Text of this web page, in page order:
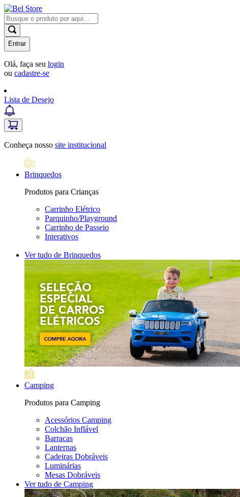
Entrar
Olá, faça seu login
ou cadastre-se
Lista de Desejo
Conheça nosso site institucional
Brinquedos
Produtos para Crianças
Carrinho Elétrico
Parquinho/Playground
Carrinho de Passeio
Interativos
Ver tudo de Brinquedos
Camping
Produtos para Camping
Acessórios Camping
Colchão Inflável
Barracas
Lanternas
Cadeiras Dobráveis
Luminárias
Mesas Dobráveis
Ver tudo de Camping